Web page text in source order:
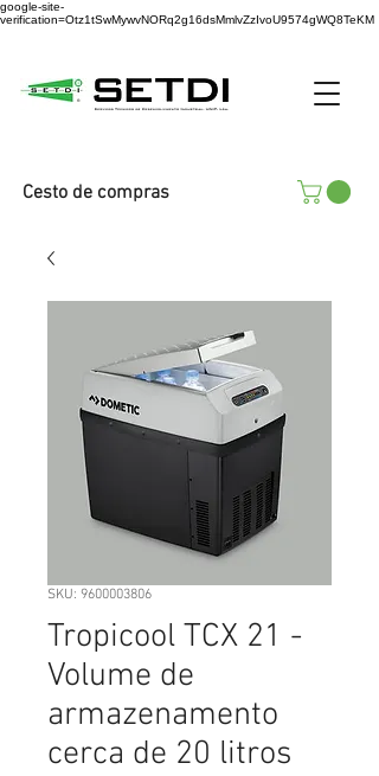
google-site-
verification=Otz1tSwMywvNORq2g16dsMmlvZzIvoU9574gWQ8TeKM
Cesto de compras
SKU: 9600003806
Tropicool TCX 21 -
Volume de
armazenamento
cerca de 20 litros